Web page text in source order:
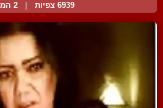
6939 צפיות 2 המלצות